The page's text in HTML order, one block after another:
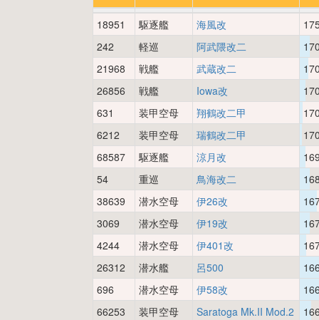
18951 駆逐艦 海風改
242
軽巡 阿武隈改二
21968
戦艦 武蔵改二
26856
戦艦 Iowa改
631
装甲空母 翔鶴改二甲
6212
装甲空母 瑞鶴改二甲
68587
駆逐艦 涼月改
54
重巡 鳥海改二
38639
潜水空母 伊26改
3069
潜水空母 伊19改
4244
潜水空母 伊401改
26312
潜水艦 呂500
696
潜水空母 伊58改
66253
装甲空母 Saratoga Mk.II Mod.2